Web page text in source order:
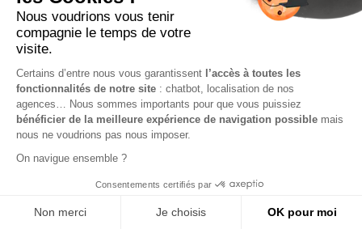
Simulation de salaire
portage salarial
Calculez votre salaire
avec Digital Portage
Envie de découvrir quelle sera votre rémunération